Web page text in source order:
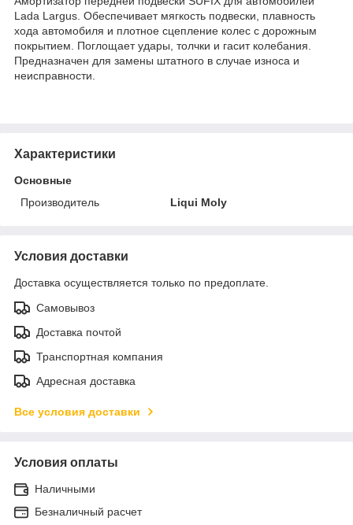
Lada Largus. Обеспечивает мягкость подвески, плавность
хода автомобиля и плотное сцепление колес с дорожным
покрытием. Поглощает удары, толчки и гасит колебания.
Предназначен для замены штатного в случае износа и
неисправности.
Характеристики
Основные
Производитель
Liqui Moly
Условия доставки
Доставка осуществляется только по предоплате.
Самовывоз
Доставка почтой
Транспортная компания
Адресная доставка
Все условия доставки
Условия оплаты
Наличными
Безналичный расчет